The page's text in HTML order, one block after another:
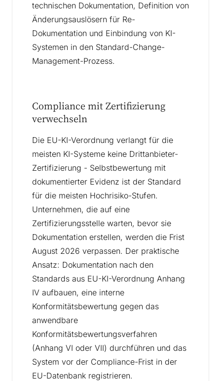
technischen Dokumentation, Definition von
Änderungsauslösern für Re-
Dokumentation und Einbindung von KI-
Systemen in den Standard-Change-
Management-Prozess.
Compliance mit Zertifizierung
verwechseln
Die EU-KI-Verordnung verlangt für die
meisten KI-Systeme keine Drittanbieter-
Zertifizierung - Selbstbewertung mit
dokumentierter Evidenz ist der Standard
für die meisten Hochrisiko-Stufen.
Unternehmen, die auf eine
Zertifizierungsstelle warten, bevor sie
Dokumentation erstellen, werden die Frist
August 2026 verpassen. Der praktische
Ansatz: Dokumentation nach den
Standards aus EU-KI-Verordnung Anhang
IV aufbauen, eine interne
Konformitätsbewertung gegen das
anwendbare
Konformitätsbewertungsverfahren
(Anhang VI oder VII) durchführen und das
System vor der Compliance-Frist in der
EU-Datenbank registrieren.